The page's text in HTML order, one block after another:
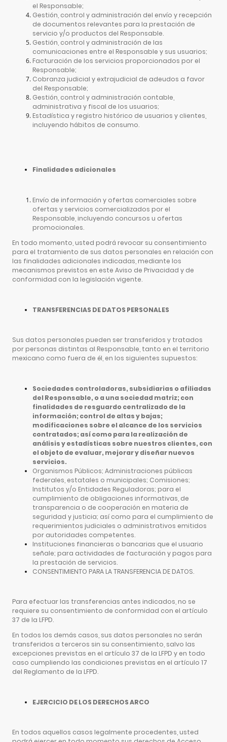
el Responsable;
Gestión, control y administración del envío y recepción
de documentos relevantes para la prestación de
servicio y/o productos del Responsable.
Gestión, control y administración de las
comunicaciones entre el Responsable y sus usuarios;
Facturación de los servicios proporcionados por el
Responsable;
Cobranza judicial y extrajudicial de adeudos a favor
del Responsable;
Gestión, control y administración contable,
administrativa y fiscal de los usuarios;
Estadística y registro histórico de usuarios y clientes,
incluyendo hábitos de consumo.
Finalidades adicionales
Envío de información y ofertas comerciales sobre
ofertas y servicios comercializados por el
Responsable, incluyendo concursos u ofertas
promocionales.
En todo momento, usted podrá revocar su consentimiento
para el tratamiento de sus datos personales en relación con
las finalidades adicionales indicadas, mediante los
mecanismos previstos en este Aviso de Privacidad y de
conformidad con la legislación vigente.
TRANSFERENCIAS DE DATOS PERSONALES
Sus datos personales pueden ser transferidos y tratados
por personas distintas al Responsable, tanto en el territorio
mexicano como fuera de él, en los siguientes supuestos:
Sociedades controladoras, subsidiarias o afiliadas
del Responsable, o a una sociedad matriz; con
finalidades de resguardo centralizado de la
información; control de altas y bajas;
modificaciones sobre el alcance de los servicios
contratados; así como para la realización de
análisis y estadísticas sobre nuestros clientes, con
el objeto de evaluar, mejorar y diseñar nuevos
servicios.
Organismos Públicos; Administraciones públicas
federales, estatales o municipales; Comisiones;
Institutos y/o Entidades Reguladoras; para el
cumplimiento de obligaciones informativas, de
transparencia o de cooperación en materia de
seguridad y justicia; así como para el cumplimiento de
requerimientos judiciales o administrativos emitidos
por autoridades competentes.
Instituciones financieras o bancarias que el usuario
señale; para actividades de facturación y pagos para
la prestación de servicios.
CONSENTIMIENTO PARA LA TRANSFERENCIA DE DATOS.
Para efectuar las transferencias antes indicados, no se
requiere su consentimiento de conformidad con el artículo
37 de la LFPD.
En todos los demás casos, sus datos personales no serán
transferidos a terceros sin su consentimiento, salvo las
excepciones previstas en el artículo 37 de la LFPD y en todo
caso cumpliendo las condiciones previstas en el artículo 17
del Reglamento de la LFPD.
EJERCICIO DE LOS DERECHOS ARCO
En todos aquellos casos legalmente procedentes, usted